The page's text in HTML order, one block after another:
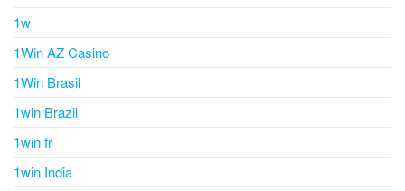
1w
1Win AZ Casino
1Win Brasil
1win Brazil
1win fr
1win India